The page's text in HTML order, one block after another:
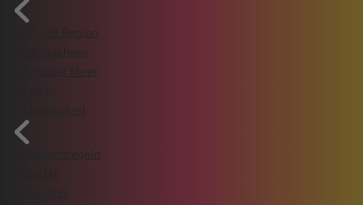
Stadt und Region
Niedersachsen
Steinhuder Meer
Nachhaltigkeit
Verhaltensregeln